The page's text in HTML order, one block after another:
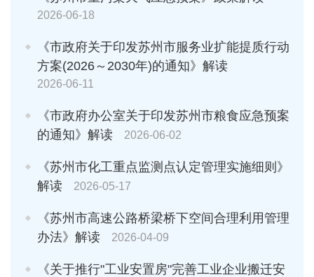
2026-06-18
《市政府关于印发苏州市服务业扩能提质行动
方案(2026～2030年)的通知》解读
2026-06-11
《市政府办公室关于印发苏州市粮食应急预案
的通知》解读
2026-06-02
《苏州市化工重点监测点认定管理实施细则》
解读
2026-05-17
《苏州市高速公路桥梁桥下空间合理利用管理
办法》解读
2026-04-09
《关于推行"工业安置房"完善工业企业搬迁安